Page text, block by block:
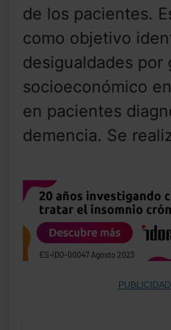
de los pacientes.
como objetivo
desigualdades por
socioeconómico
en pacientes
demencia. Se
PUBLICIDAD